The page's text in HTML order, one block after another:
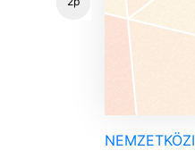
NEMZETKÖZI